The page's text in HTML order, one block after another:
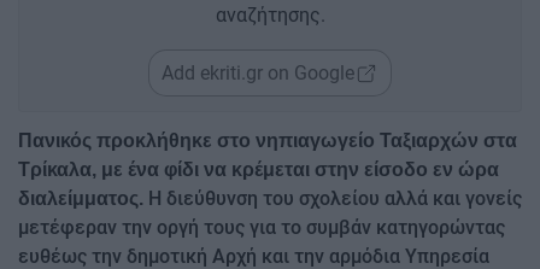
αναζήτησης.
Add ekriti.gr on Google
Πανικός προκλήθηκε στο νηπιαγωγείο Ταξιαρχών στα
Τρίκαλα, με ένα φίδι να κρέμεται στην είσοδο εν ώρα
διαλείμματος. Η διεύθυνση του σχολείου αλλά και γονείς
μετέφεραν την οργή τους για το συμβάν κατηγορώντας
ευθέως την δημοτική Αρχή και την αρμόδια Υπηρεσία